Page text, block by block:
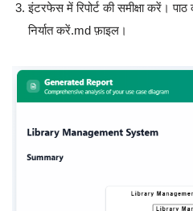
इंटरफेस में रिपोर्ट की समीक्षा करें।
निर्यात करें.mdफ़ाइल।